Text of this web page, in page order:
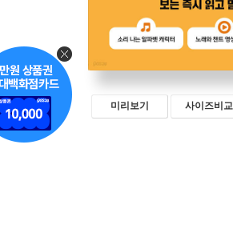
미리보기 사이즈비교